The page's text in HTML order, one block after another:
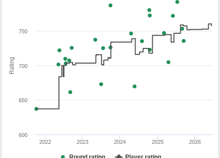
Rating
2022 2023 2024 2025 2026
600
650
700
750